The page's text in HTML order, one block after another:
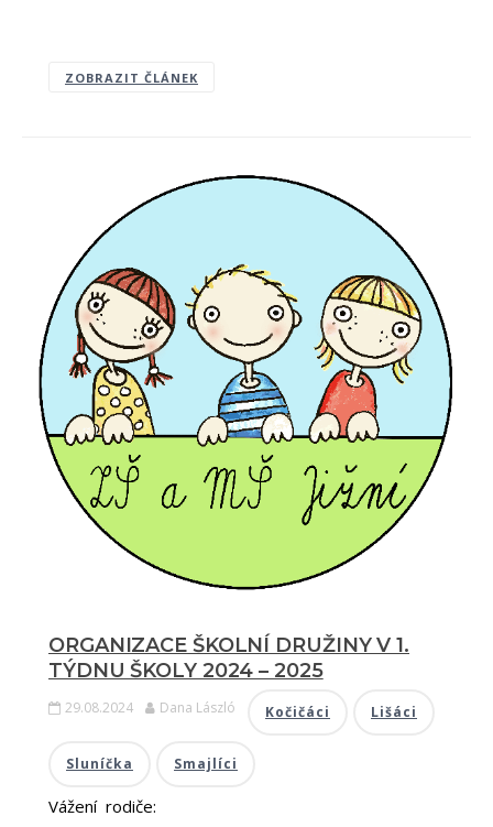
ZOBRAZIT ČLÁNEK
ORGANIZACE ŠKOLNÍ DRUŽINY V 1.
TÝDNU ŠKOLY 2024 – 2025
29.08.2024 Dana László Kočičáci Lišáci
Sluníčka Smajlíci
Vážení rodiče: